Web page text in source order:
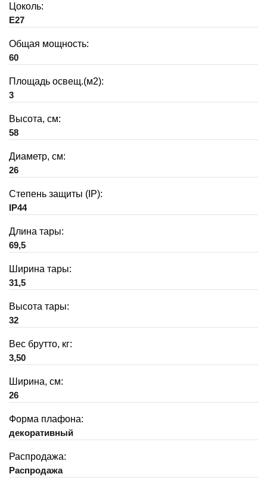
Цоколь:
E27
Общая мощность:
60
Площадь освещ.(м2):
3
Высота, см:
58
Диаметр, см:
26
Степень защиты (IP):
IP44
Длина тары:
69,5
Ширина тары:
31,5
Высота тары:
32
Вес брутто, кг:
3,50
Ширина, см:
26
Форма плафона:
декоративный
Распродажа:
Распродажа